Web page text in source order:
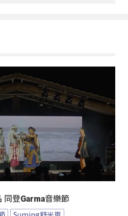
同登Garma音樂節